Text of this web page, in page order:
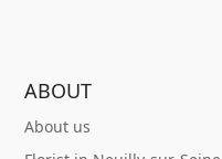
ABOUT
About us